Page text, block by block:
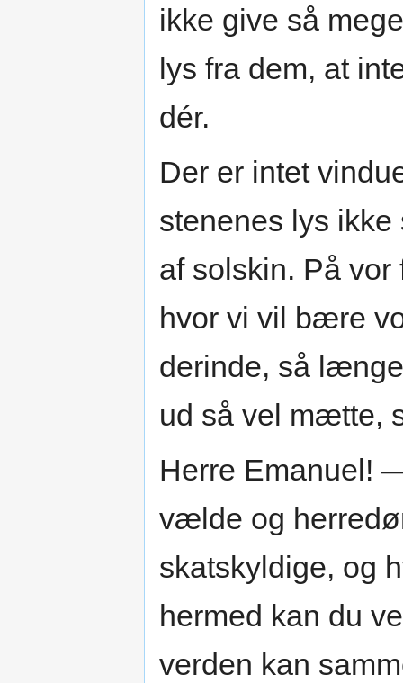
ikke give så
lys fra dem, at
dér.
Der er intet
stenenes lys
af solskin. På
hvor vi vil bære
derinde, så
ud så vel mætte,
Herre Emanuel!
vælde og
skatskyldige, og
hermed kan du
verden kan